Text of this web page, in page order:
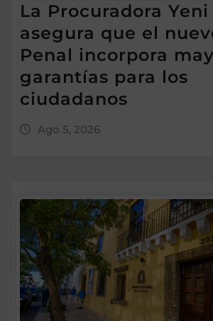
La Procuradora
asegura que el
Penal incorpora
garantías para los
ciudadanos
Ago 5, 2026